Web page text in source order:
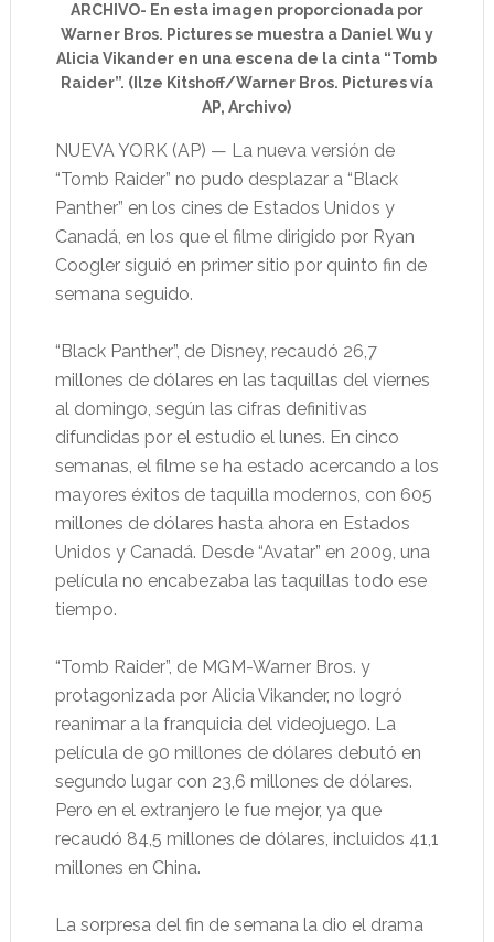
ARCHIVO- En esta imagen proporcionada por
Warner Bros. Pictures se muestra a Daniel Wu y
Alicia Vikander en una escena de la cinta “Tomb
Raider”. (Ilze Kitshoff/Warner Bros. Pictures vía
AP, Archivo)
NUEVA YORK (AP) — La nueva versión de
“Tomb Raider” no pudo desplazar a “Black
Panther” en los cines de Estados Unidos y
Canadá, en los que el filme dirigido por Ryan
Coogler siguió en primer sitio por quinto fin de
semana seguido.
“Black Panther”, de Disney, recaudó 26,7
millones de dólares en las taquillas del viernes
al domingo, según las cifras definitivas
difundidas por el estudio el lunes. En cinco
semanas, el filme se ha estado acercando a los
mayores éxitos de taquilla modernos, con 605
millones de dólares hasta ahora en Estados
Unidos y Canadá. Desde “Avatar” en 2009, una
película no encabezaba las taquillas todo ese
tiempo.
“Tomb Raider”, de MGM-Warner Bros. y
protagonizada por Alicia Vikander, no logró
reanimar a la franquicia del videojuego. La
película de 90 millones de dólares debutó en
segundo lugar con 23,6 millones de dólares.
Pero en el extranjero le fue mejor, ya que
recaudó 84,5 millones de dólares, incluidos 41,1
millones en China.
La sorpresa del fin de semana la dio el drama